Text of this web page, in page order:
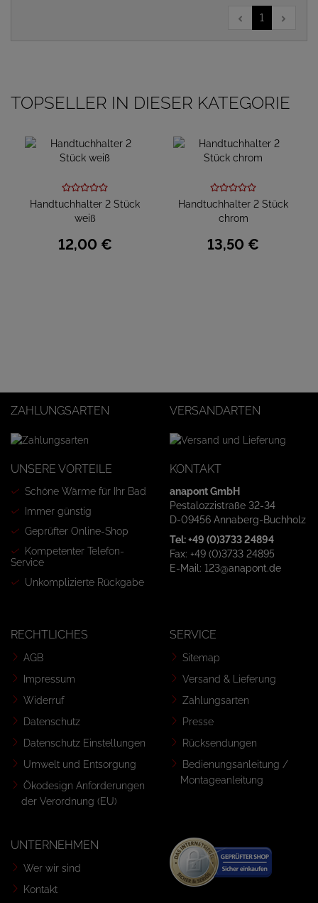
1
TOPSELLER IN DIESER KATEGORIE
Handtuchhalter 2 Stück
weiß
12,00 €
Handtuchhalter 2 Stück
chrom
13,50 €
ZAHLUNGSARTEN VERSANDARTEN
UNSERE VORTEILE
Schöne Wärme für Ihr Bad
Immer günstig
Geprüfter Online-Shop
Kompetenter Telefon-
Service
Unkomplizierte Rückgabe
KONTAKT
anapont GmbH
Pestalozzistraße 32-34
D-09456 Annaberg-Buchholz
Tel: +49 (0)3733 24894
Fax: +49 (0)3733 24895
E-Mail: 123@anapont.de
RECHTLICHES
AGB
Impressum
Widerruf
Datenschutz
Datenschutz Einstellungen
Umwelt und Entsorgung
Ökodesign Anforderungen
der Verordnung (EU)
SERVICE
Sitemap
Versand & Lieferung
Zahlungsarten
Presse
Rücksendungen
Bedienungsanleitung /
Montageanleitung
UNTERNEHMEN
Wer wir sind
Kontakt